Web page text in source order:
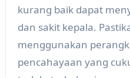
kurang baik dapat
dan sakit kepala.
menggunakan
pencahayaan yang